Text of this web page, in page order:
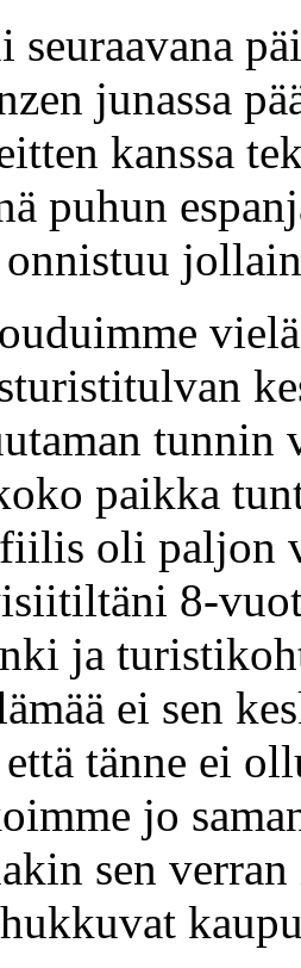
junassa
kanssa
puhun
tunnin
paikka
oli paljon
8-
ja
ei sen
tänne ei
jo
sen